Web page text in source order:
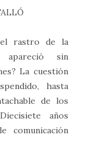
rastro de la
sin
La cuestión
hasta
de los
años
comunicación